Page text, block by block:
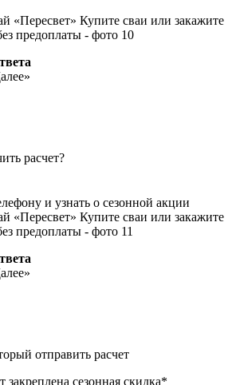
расчет?
и узнать о сезонной акции
отправить расчет
закреплена сезонная скидка*